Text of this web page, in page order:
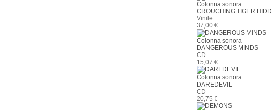
Colonna sonora
CROUCHING TIGER
Vinile
37,00 €
Colonna sonora
DANGEROUS MINDS
CD
15,07 €
Colonna sonora
DAREDEVIL
CD
20,75 €